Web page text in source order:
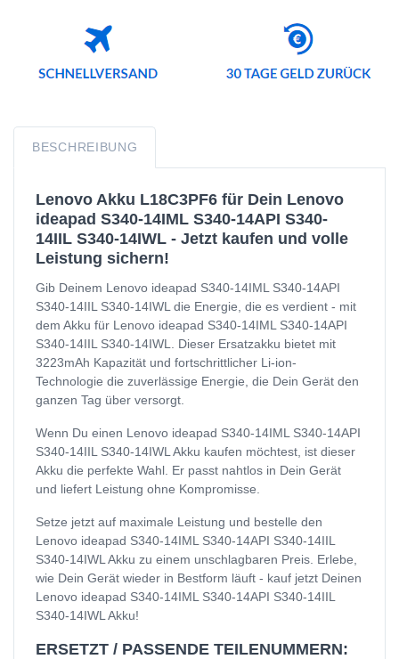
BESCHREIBUNG
Lenovo Akku L18C3PF6 für Dein Lenovo
ideapad S340-14IML S340-14API S340-
14IIL S340-14IWL - Jetzt kaufen und volle
Leistung sichern!
Gib Deinem Lenovo ideapad S340-14IML S340-14API
S340-14IIL S340-14IWL die Energie, die es verdient - mit
dem Akku für Lenovo ideapad S340-14IML S340-14API
S340-14IIL S340-14IWL. Dieser Ersatzakku bietet mit
3223mAh Kapazität und fortschrittlicher Li-ion-
Technologie die zuverlässige Energie, die Dein Gerät den
ganzen Tag über versorgt.
Wenn Du einen Lenovo ideapad S340-14IML S340-14API
S340-14IIL S340-14IWL Akku kaufen möchtest, ist dieser
Akku die perfekte Wahl. Er passt nahtlos in Dein Gerät
und liefert Leistung ohne Kompromisse.
Setze jetzt auf maximale Leistung und bestelle den
Lenovo ideapad S340-14IML S340-14API S340-14IIL
S340-14IWL Akku zu einem unschlagbaren Preis. Erlebe,
wie Dein Gerät wieder in Bestform läuft - kauf jetzt Deinen
Lenovo ideapad S340-14IML S340-14API S340-14IIL
S340-14IWL Akku!
ERSETZT / PASSENDE TEILENUMMERN: